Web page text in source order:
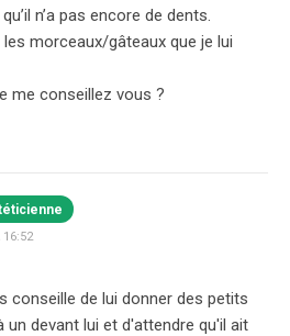
n’a pas encore de dents.
morceaux/gâteaux que je lui
me conseillez vous ?
16:52
conseille de lui donner des petits
un devant lui et d'attendre qu'il ait